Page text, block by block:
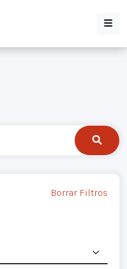
Borrar Filtros